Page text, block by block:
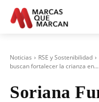
Noticias RSE y Sostenibilidad
buscan fortalecer la crianza en...
Soriana